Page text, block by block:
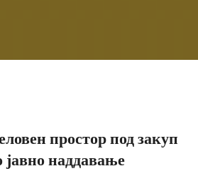
простор под закуп
наддавање